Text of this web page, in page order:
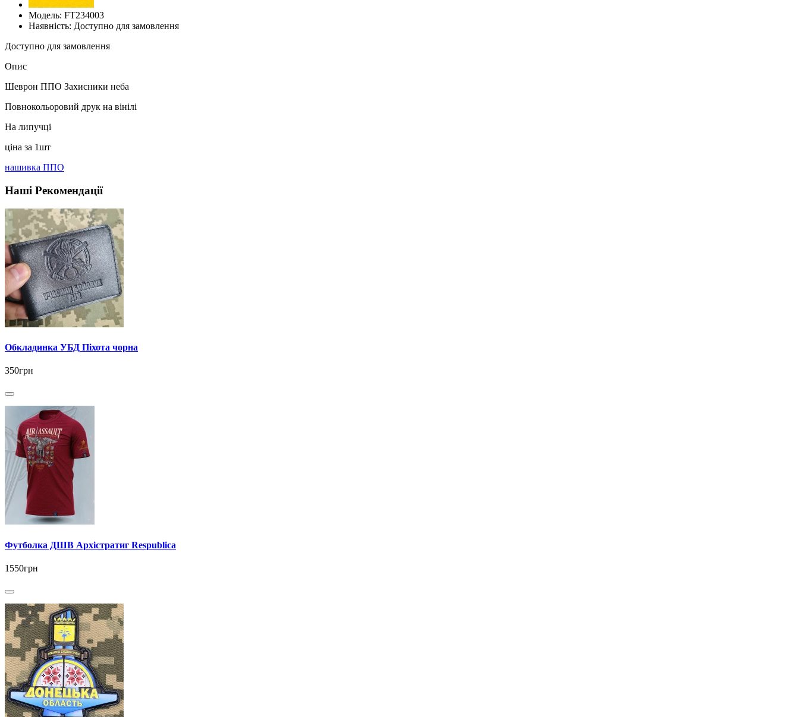
Модель: FT234003
Наявність: Доступно для замовлення
Доступно для замовлення
Опис
Шеврон ППО Захисники неба
Повнокольоровий друк на вінілі
На липучці
ціна за 1шт
нашивка ППО
Наші Рекомендації
Обкладинка УБД Піхота чорна
350грн
Футболка ДШВ Архістратиг Respublica
1550грн